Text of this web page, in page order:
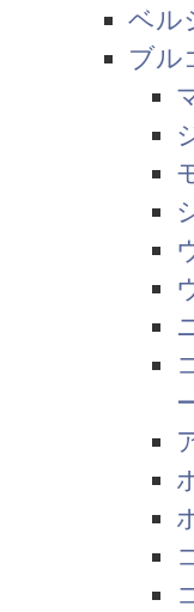
ベル
ブル